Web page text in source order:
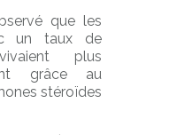
que les
un taux de
plus
grâce au
stéroïdes